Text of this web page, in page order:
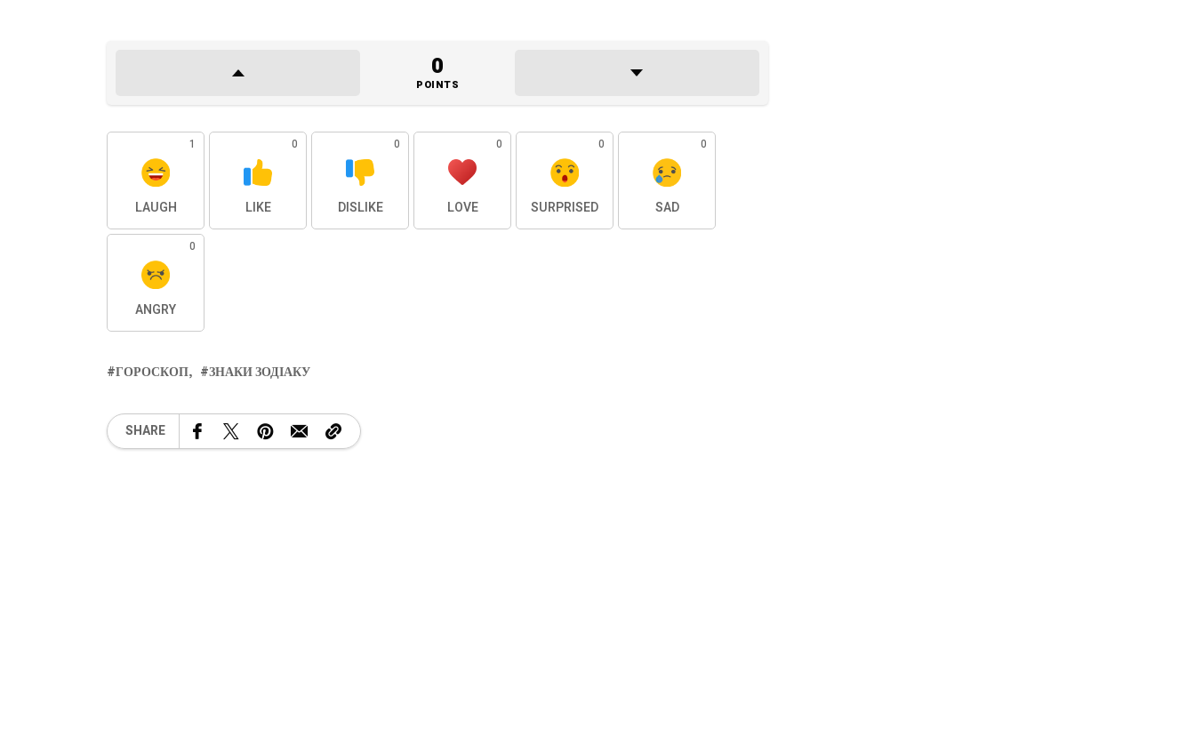
0
POINTS
1
LAUGH
0
LIKE
0
DISLIKE
0
LOVE
0
SURPRISED
0
SAD
0
ANGRY
ГОРОСКОП ЗНАКИ ЗОДІАКУ
SHARE